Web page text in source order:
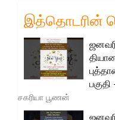
இத்தொடரின்
பகுதி
சகரியா பூணன்